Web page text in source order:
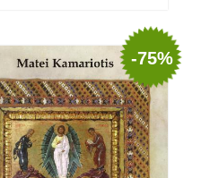
Adaugă în coș Wishlist
-75%